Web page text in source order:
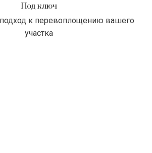
Под ключ
к перевоплощению вашего
участка